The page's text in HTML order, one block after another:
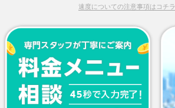
速度についての注意事項はコチラ